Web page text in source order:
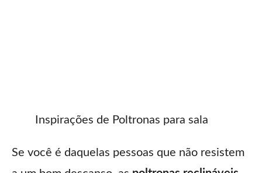
Inspirações de Poltronas para sala
Se você é daquelas pessoas que não resistem